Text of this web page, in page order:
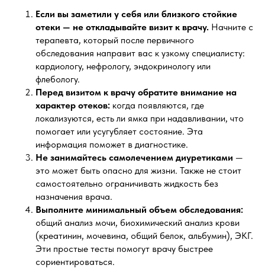
Если вы заметили у себя или близкого стойкие
отеки — не откладывайте визит к врачу. Начните с
терапевта, который после первичного
обследования направит вас к узкому специалисту:
кардиологу, нефрологу, эндокринологу или
флебологу.
Перед визитом к врачу обратите внимание на
характер отеков: когда появляются, где
локализуются, есть ли ямка при надавливании, что
помогает или усугубляет состояние. Эта
информация поможет в диагностике.
Не занимайтесь самолечением диуретиками —
это может быть опасно для жизни. Также не стоит
самостоятельно ограничивать жидкость без
назначения врача.
Выполните минимальный объем обследования:
общий анализ мочи, биохимический анализ крови
(креатинин, мочевина, общий белок, альбумин), ЭКГ.
Эти простые тесты помогут врачу быстрее
сориентироваться.